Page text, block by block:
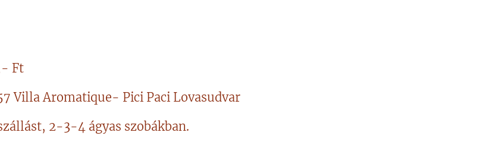
Ft
Villa Aromatique- Pici Paci Lovasudvar
2-3-4 ágyas szobákban.